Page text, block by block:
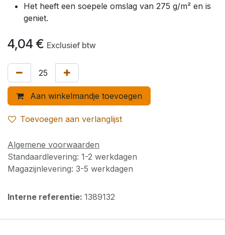
Het heeft een soepele omslag van 275 g/m² en is
geniet.
4,04 € Exclusief btw
Aan winkelmandje toevoegen
Toevoegen aan verlanglijst
Algemene voorwaarden
Standaardlevering: 1-2 werkdagen
Magazijnlevering: 3-5 werkdagen
Interne referentie: 1389132